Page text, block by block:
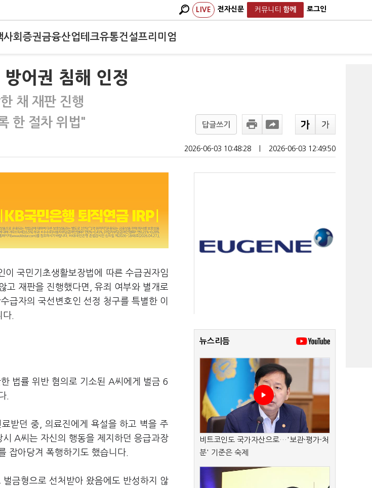
LIVE 전자신문 커뮤니티 함께 로그인
사회 증권금융산업테크유통건설프리미엄
어권 침해 인정
채 재판 진행
한 절차 위법"
답글쓰기
2026-06-03 10:48:28 2026-06-03 12:49:50
국민기초생활보장법에 따른 수급권자임
고 재판을 진행했다면, 유죄 여부와 별개로
급자의 국선변호인 선정 청구를 특별한 이
.
법률 위반 혐의로 기소된 A씨에게 벌금 6
.
받던 중, 의료진에게 욕설을 하고 벽을 주
A씨는 자신의 행동을 제지하던 응급과장
잡아당겨 폭행하기도 했습니다.
금형으로 선처받아 왔음에도 반성하지 않
뉴스리듬
비트코인도 국가자산으로…'보관·평가·처
분' 기준은 숙제